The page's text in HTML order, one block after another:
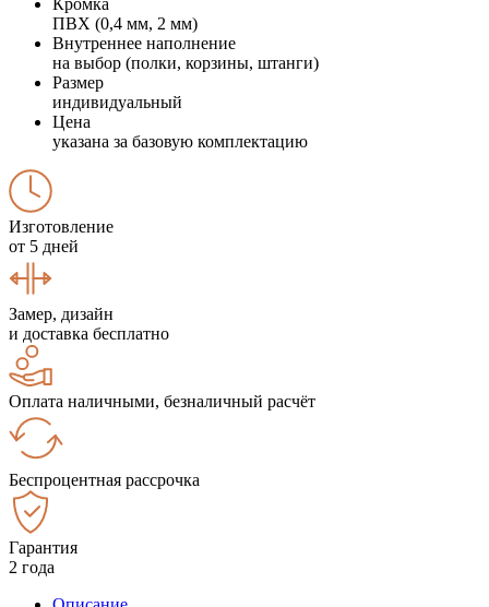
ПВХ (0,4 мм, 2 мм)
Внутреннее наполнение
на выбор (полки, корзины, штанги)
Размер
индивидуальный
Цена
указана за базовую комплектацию
Изготовление
от 5 дней
Замер, дизайн
и доставка бесплатно
Оплата наличными, безналичный расчёт
Беспроцентная рассрочка
Гарантия
2 года